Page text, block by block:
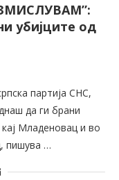
убијците од
партија СНС,
да ги брани
Младеновац и во
пишува …